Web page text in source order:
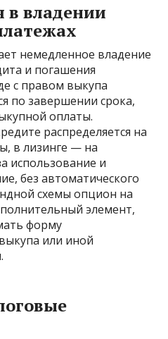
в владении
немедленное владение
и погашения
с правом выкупа
по завершении срока,
оплаты.
распределяется на
в лизинге — на
использование и
без автоматического
схемы опцион на
элемент,
форму
или иной